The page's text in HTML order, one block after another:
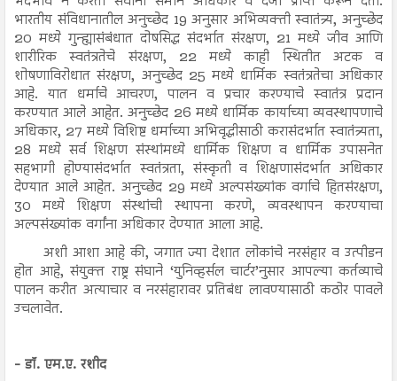
भारतीय संविधानातील अनुच्छेद 19 अनुसार अभिव्यक्ती स्वातंत्र्य, अनुच्छेद
20 मध्ये गुन्ह्यासंबंधात दोषसिद्ध संदर्भात संरक्षण, 21 मध्ये जीव आणि
शारीरिक स्वतंत्रतेचे संरक्षण, 22 मध्ये काही स्थितीत अटक व
शोषणाविरोधात संरक्षण, अनुच्छेद 25 मध्ये धार्मिक स्वतंत्रतेचा अधिकार
आहे. यात धर्माचे आचरण, पालन व प्रचार करण्याचे स्वातंत्र प्रदान
करण्यात आले आहेत. अनुच्छेद 26 मध्ये धार्मिक कार्याच्या व्यवस्थापणाचे
अधिकार, 27 मध्ये विशिष्ट धर्माच्या अभिवृद्धीसाठी करासंदर्भात स्वातंत्र्यता,
28 मध्ये सर्व शिक्षण संस्थांमध्ये धार्मिक शिक्षण व धार्मिक उपासनेत
सहभागी होण्यासंदर्भात स्वतंत्रता, संस्कृती व शिक्षणासंदर्भात अधिकार
देण्यात आले आहेत. अनुच्छेद 29 मध्ये अल्पसंख्यांक वर्गाचे हितसंरक्षण,
30 मध्ये शिक्षण संस्थांची स्थापना करणे, व्यवस्थापन करण्याचा
अल्पसंख्यांक वर्गांना अधिकार देण्यात आला आहे.
अशी आशा आहे की, जगात ज्या देशात लोकांचे नरसंहार व उत्पीडन
होत आहे, संयुक्त राष्ट्र संघाने ‘युनिव्हर्सल चार्टर’नुसार आपल्या कर्तव्याचे
पालन करीत अत्याचार व नरसंहारावर प्रतिबंध लावण्यासाठी कठोर पावले
उचलावेत.
- डॉ. एम.ए. रशीद